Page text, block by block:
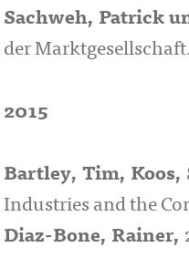
Sachweh, Patrick
der
2015
Bartley, Tim, Koos,
Industries and the
Diaz-Bone, Rainer,